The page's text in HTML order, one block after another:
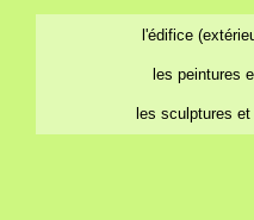
l'édifice
les peintures
les sculptures